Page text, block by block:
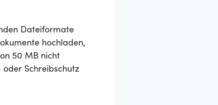
Dateiformate
hochladen,
50 MB nicht
Schreibschutz